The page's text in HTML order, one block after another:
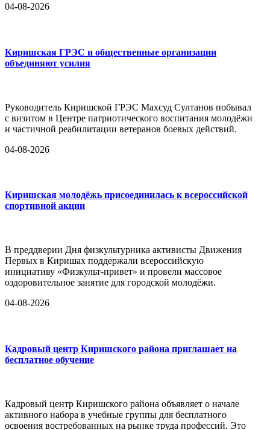
04-08-2026
Киришская ГРЭС и общественные организации
объединяют усилия
Руководитель Киришской ГРЭС Махсуд Султанов побывал
с визитом в Центре патриотического воспитания молодёжи
и частичной реабилитации ветеранов боевых действий.
04-08-2026
Киришская молодёжь присоединилась к всероссийской
спортивной акции
В преддверии Дня физкультурника активисты Движения
Первых в Киришах поддержали всероссийскую
инициативу «Физкульт-привет» и провели массовое
оздоровительное занятие для городской молодёжи.
04-08-2026
Кадровый центр Киришского района приглашает на
бесплатное обучение
Кадровый центр Киришского района объявляет о начале
активного набора в учебные группы для бесплатного
освоения востребованных на рынке труда профессий. Это